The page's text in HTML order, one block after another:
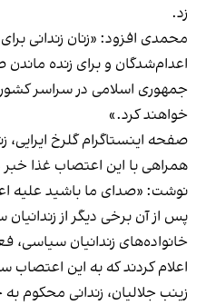
زد.
محمدی افزود: «زنان زندانی
اعدام‌شدگان و برای زنده
جمهوری اسلامی در سراسر
خواهند کرد.»
صفحه اینستاگرام گلرخ ایرایی،
همراهی با این اعتصاب غذا
نوشت: «صدای ما باشید علیه
پس از آن برخی دیگر از
خانواده‌های زندانیان سیاسی،
اعلام کردندکه به این اعتصاب
زینب جلالیان، زندانی محکوم